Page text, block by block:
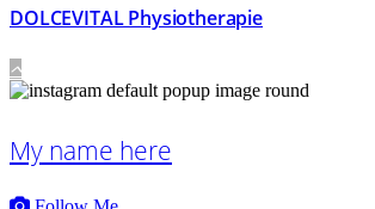
DOLCEVITAL Physiotherapie
My name here